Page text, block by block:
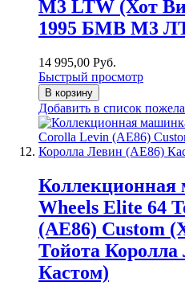
M3 LTW (Хот
1995 БМВ М3
14 995,00 Руб.
Быстрый просмотр
В корзину
Добавить в список
Wheels Elite 64
(AE86) Custom
Тойота
Кастом)